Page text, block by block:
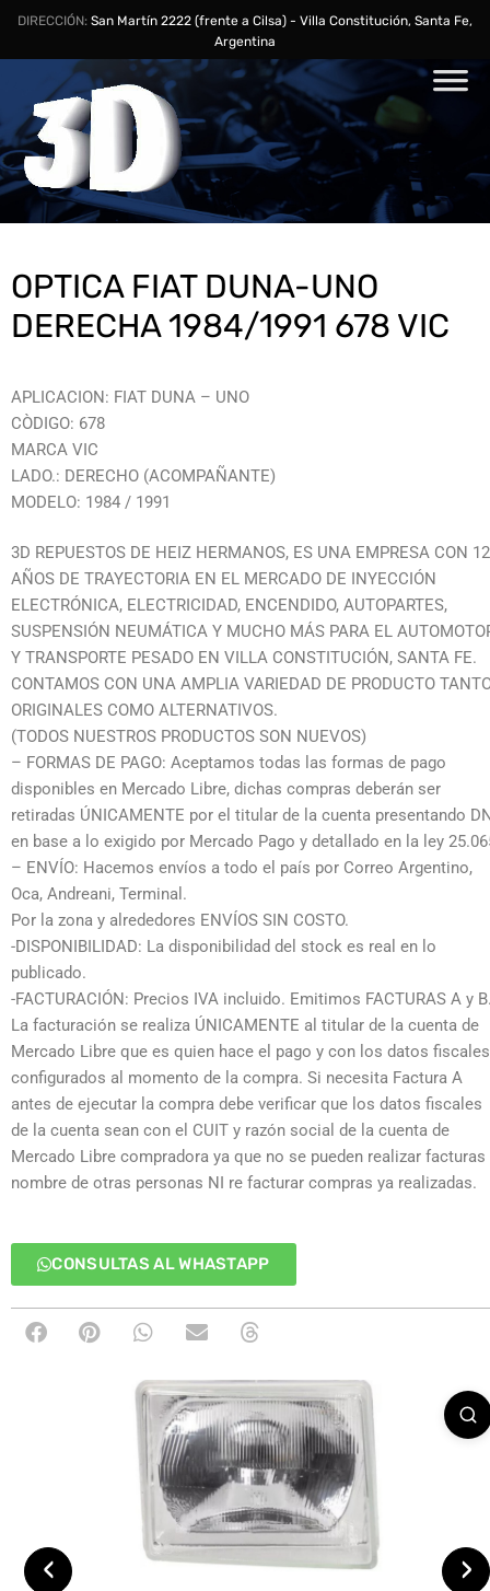
DIRECCIÓN: San Martín 2222 (frente a Cilsa) - Villa Constitución, Santa Fe,
Argentina
OPTICA FIAT DUNA-UNO
DERECHA 1984/1991 678 VIC
APLICACION: FIAT DUNA – UNO
CÒDIGO: 678
MARCA VIC
LADO.: DERECHO (ACOMPAÑANTE)
MODELO: 1984 / 1991
3D REPUESTOS DE HEIZ HERMANOS, ES UNA EMPRESA CON 12
AÑOS DE TRAYECTORIA EN EL MERCADO DE INYECCIÓN
ELECTRÓNICA, ELECTRICIDAD, ENCENDIDO, AUTOPARTES,
SUSPENSIÓN NEUMÁTICA Y MUCHO MÁS PARA EL
Y TRANSPORTE PESADO EN VILLA CONSTITUCIÓN, SANTA FE.
CONTAMOS CON UNA AMPLIA VARIEDAD DE PRODUCTO
ORIGINALES COMO ALTERNATIVOS.
(TODOS NUESTROS PRODUCTOS SON NUEVOS)
– FORMAS DE PAGO: Aceptamos todas las formas de pago
disponibles en Mercado Libre, dichas compras deberán ser
retiradas ÚNICAMENTE por el titular de la cuenta presentando
en base a lo exigido por Mercado Pago y detallado en la ley
– ENVÍO: Hacemos envíos a todo el país por Correo Argentino,
Oca, Andreani, Terminal.
Por la zona y alrededores ENVÍOS SIN COSTO.
-DISPONIBILIDAD: La disponibilidad del stock es real en lo
publicado.
-FACTURACIÓN: Precios IVA incluido. Emitimos FACTURAS A y
La facturación se realiza ÚNICAMENTE al titular de la cuenta de
Mercado Libre que es quien hace el pago y con los datos fiscales
configurados al momento de la compra. Si necesita Factura A
antes de ejecutar la compra debe verificar que los datos fiscales
de la cuenta sean con el CUIT y razón social de la cuenta de
Mercado Libre compradora ya que no se pueden realizar facturas
nombre de otras personas NI re facturar compras ya realizadas.
CONSULTAS AL WHASTAPP
‹ ›